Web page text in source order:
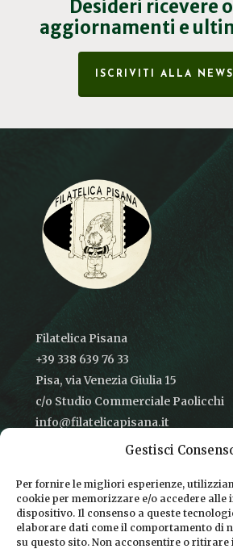
Gestisci
Per fornire le migliori esperienze,
cookie per memorizzare e/o accedere alle
dispositivo. Il consenso a queste
elaborare dati come il comportamento di
su questo sito. Non acconsentire o ritirare
Desideri ricevere
aggiornamenti e
ISCRIVITI ALLA
Filatelica Pisana
+39 338 639 76 33
Pisa, via Venezia Giulia 15
c/o Studio Commerciale Paolicchi
info@filatelicapisana.it
CONDIZIONI DI VENDITA
INFORMATIVA SULLA PRIVACY